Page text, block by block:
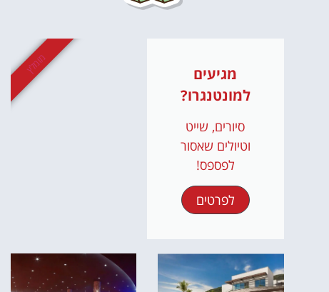
מגיעים
למונטנגרו?
סיורים, שייט
וטיולים שאסור
לפספס!
לפרטים
מומלץ